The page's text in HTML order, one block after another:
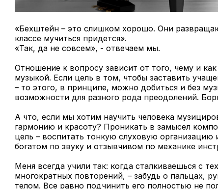
«Бехштейн – это слишком хорошо. Они
классе мучиться придется».
«Так, да не совсем», - отвечаем мы.
Отношение к вопросу зависит от того, чему и
музыкой. Если цель в том, чтобы заставить
– то этого, в принципе, можно добиться и без
возможности для разного рода преодолений.
А что, если мы хотим научить человека
гармонию и красоту? Проникать в замысел
цель – воспитать тонкую слуховую организацию
богатом по звуку и отзывчивом по механике
Меня всегда учили так: когда сталкиваешься с
многократных повторений, – забудь о пальцах,
телом. Все равно подчинить его полностью не